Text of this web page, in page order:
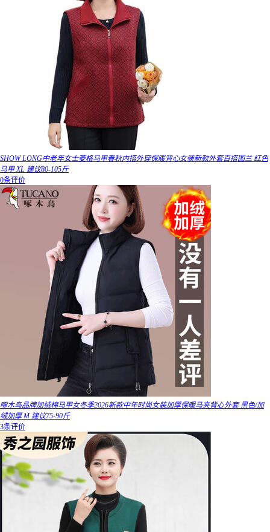
SHOW LONG中老年女士菱格马甲春秋内搭外穿保暖背心女装新款外套百搭图兰 红色
马甲 XL 建议80-105斤
0条评价
啄木鸟品牌加绒棉马甲女冬季2026新款中年时尚女装加厚保暖马夹背心外套 黑色/加
绒加厚 M 建议75-90斤
3条评价